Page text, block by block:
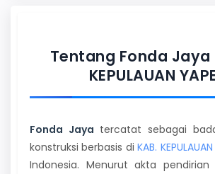
Tentang Fonda Jaya
KEPULAUAN
Fonda Jaya tercatat sebagai
konstruksi berbasis diKAB.
Indonesia. Menurut akta